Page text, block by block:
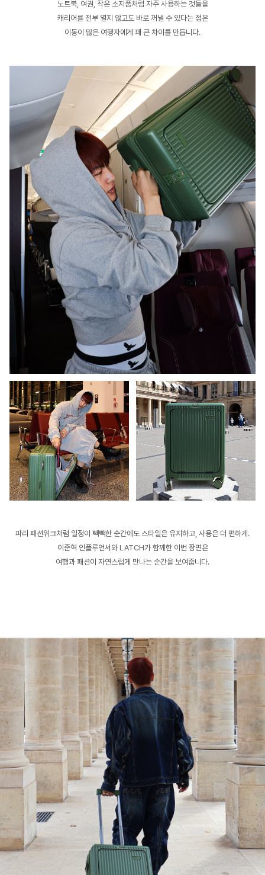
노트북, 여권, 작은 소지품처럼 자주 사용하는 것들을
캐리어를 전부 열지 않고도 바로 꺼낼 수 있다는 점은
이동이 많은 여행자에게 꽤 큰 차이를 만듭니다.
파리 패션위크처럼 일정이 빽빽한 순간에도 스타일은 유지하고, 사용은 더 편하게.
이준혁 인플루언서와 LATCH가 함께한 이번 장면은
여행과 패션이 자연스럽게 만나는 순간을 보여줍니다.